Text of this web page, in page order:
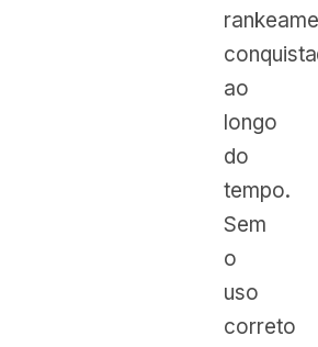
ao
longo
do
tempo.
Sem
o
uso
correto